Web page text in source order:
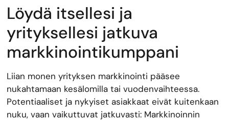
Löydä itsellesi ja
yrityksellesi jatkuva
markkinointikumppani
Liian monen yrityksen markkinointi pääsee
nukahtamaan kesälomilla tai vuodenvaihteessa.
Potentiaaliset ja nykyiset asiakkaat eivät kuitenkaan
nuku, vaan vaikuttuvat jatkuvasti: Markkinoinnin